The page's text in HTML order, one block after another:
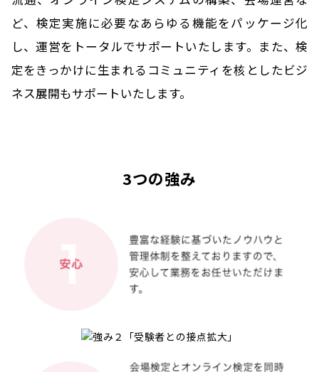
ど、 検定実施に必要なあらゆる機能をパッケージ化
し、運営をトータルでサポートいたします。 また、検
定をきっかけに生まれるコミュニティを核としたビジ
ネス展開もサポートいたします。
3つの強み